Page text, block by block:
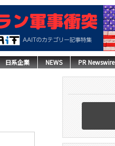
日系企業 NEWS PR Newswire